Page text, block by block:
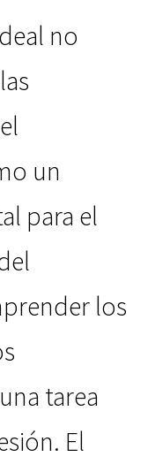
no
un
para el
los
tarea
El